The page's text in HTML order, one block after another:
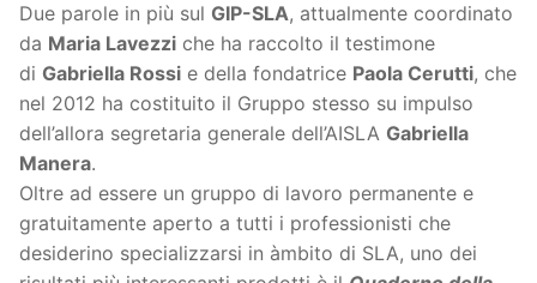
Due parole in più sul GIP-SLA, attualmente coordinato
da Maria Lavezzi che ha raccolto il testimone
di Gabriella Rossi e della fondatrice Paola Cerutti, che
nel 2012 ha costituito il Gruppo stesso su impulso
dell’allora segretaria generale dell’AISLA Gabriella
Manera.
Oltre ad essere un gruppo di lavoro permanente e
gratuitamente aperto a tutti i professionisti che
desiderino specializzarsi in àmbito di SLA, uno dei